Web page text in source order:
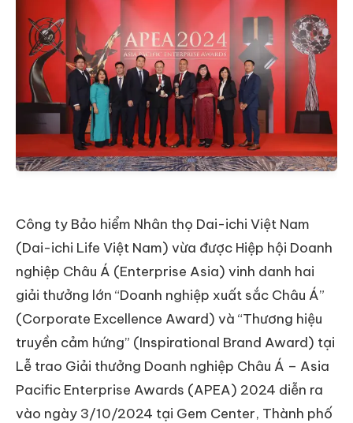
Công ty Bảo hiểm Nhân thọ Dai-ichi Việt Nam
(Dai-ichi Life Việt Nam) vừa được Hiệp hội Doanh
nghiệp Châu Á (Enterprise Asia) vinh danh hai
giải thưởng lớn “Doanh nghiệp xuất sắc Châu Á”
(Corporate Excellence Award) và “Thương hiệu
truyền cảm hứng” (Inspirational Brand Award) tại
Lễ trao Giải thưởng Doanh nghiệp Châu Á – Asia
Pacific Enterprise Awards (APEA) 2024 diễn ra
vào ngày 3/10/2024 tại Gem Center, Thành phố